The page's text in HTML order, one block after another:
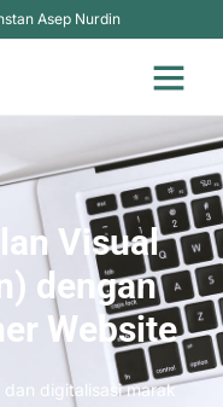
Asep Nurdin
Visual
dengan
Website
digitalisasi marak